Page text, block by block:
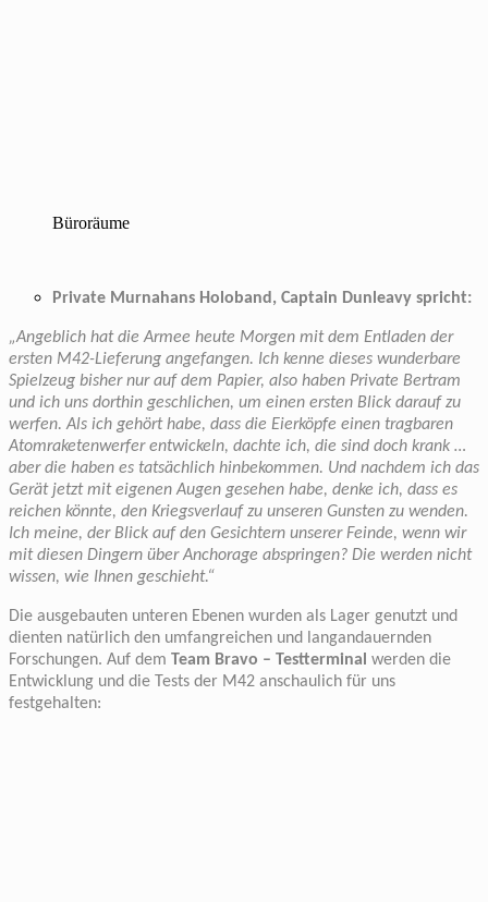
Büroräume
Private Murnahans Holoband, Captain Dunleavy spricht:
„Angeblich hat die Armee heute Morgen mit dem Entladen der
ersten M42-Lieferung angefangen. Ich kenne dieses wunderbare
Spielzeug bisher nur auf dem Papier, also haben Private Bertram
und ich uns dorthin geschlichen, um einen ersten Blick darauf zu
werfen. Als ich gehört habe, dass die Eierköpfe einen tragbaren
Atomraketenwerfer entwickeln, dachte ich, die sind doch krank …
aber die haben es tatsächlich hinbekommen. Und nachdem ich das
Gerät jetzt mit eigenen Augen gesehen habe, denke ich, dass es
reichen könnte, den Kriegsverlauf zu unseren Gunsten zu wenden.
Ich meine, der Blick auf den Gesichtern unserer Feinde, wenn wir
mit diesen Dingern über Anchorage abspringen? Die werden nicht
wissen, wie Ihnen geschieht.“
Die ausgebauten unteren Ebenen wurden als Lager genutzt und
dienten natürlich den umfangreichen und langandauernden
Forschungen. Auf dem Team Bravo – Testterminal werden die
Entwicklung und die Tests der M42 anschaulich für uns
festgehalten: